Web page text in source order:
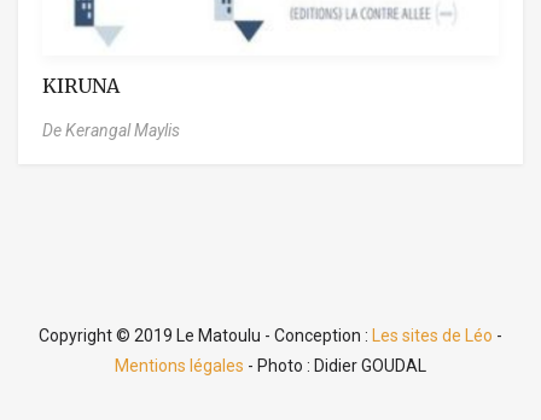
KIRUNA
De Kerangal Maylis
Copyright © 2019 Le Matoulu - Conception : Les sites de Léo -
Mentions légales - Photo : Didier GOUDAL